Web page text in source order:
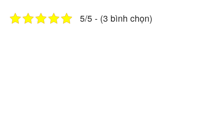
5/5 - (3 bình chọn)